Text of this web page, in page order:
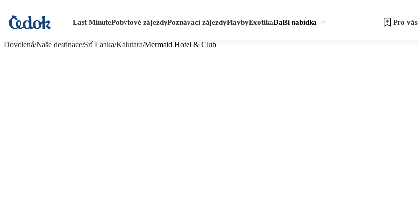
Last MinutePobytové zájezdyPoznávací zájezdyPlavbyExotikaDalší nabídka Pro vás
Dovolená/Naše destinace/Srí Lanka/Kalutara/Mermaid Hotel & Club